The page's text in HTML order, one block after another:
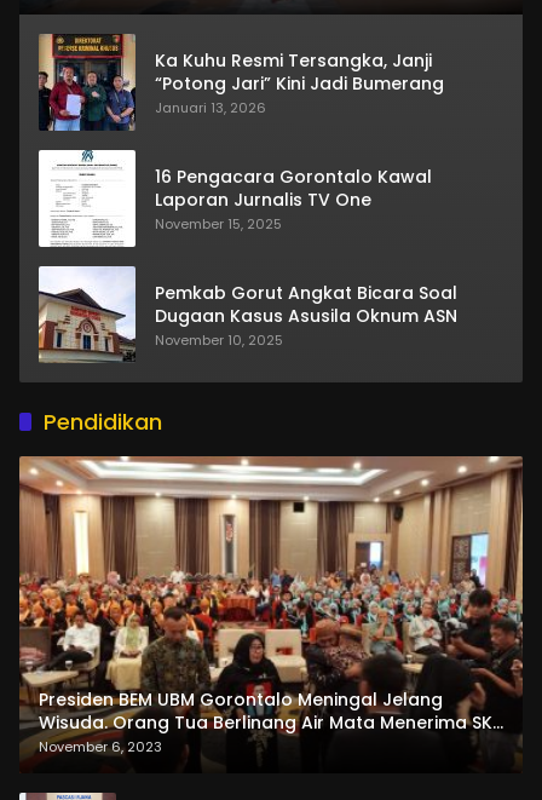
Ka Kuhu Resmi Tersangka, Janji
“Potong Jari” Kini Jadi Bumerang
Januari 13, 2026
16 Pengacara Gorontalo Kawal
Laporan Jurnalis TV One
November 15, 2025
Pemkab Gorut Angkat Bicara Soal
Dugaan Kasus Asusila Oknum ASN
November 10, 2025
Pendidikan
Presiden BEM UBM Gorontalo Meningal Jelang
Wisuda. Orang Tua Berlinang Air Mata Menerima SKL
dan Pemasangan Salempang
November 6, 2023